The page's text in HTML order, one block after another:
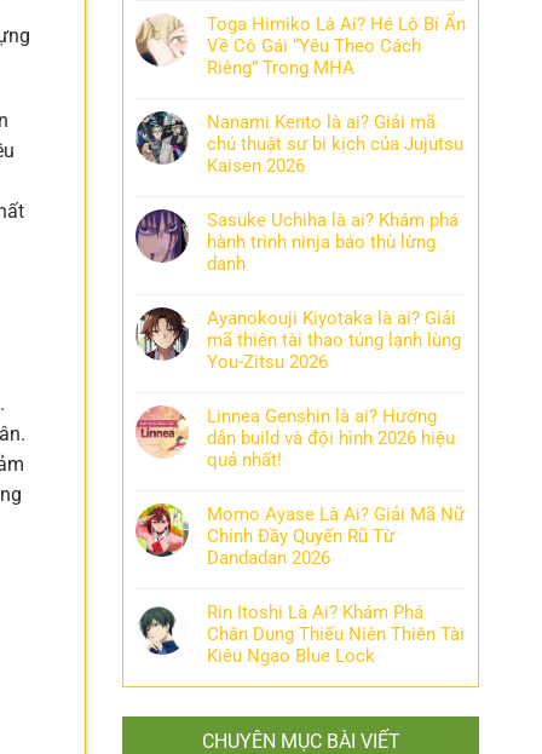
Toga Himiko Là Ai? Hé Lộ Bí Ẩn
Về Cô Gái “Yêu Theo Cách
Riêng” Trong MHA
Nanami Kento là ai? Giải mã
chú thuật sư bi kịch của Jujutsu
Kaisen 2026
Sasuke Uchiha là ai? Khám phá
hành trình ninja báo thù lừng
danh
Ayanokouji Kiyotaka là ai? Giải
mã thiên tài thao túng lạnh lùng
You-Zitsu 2026
Linnea Genshin là ai? Hướng
dẫn build và đội hình 2026 hiệu
quả nhất!
Momo Ayase Là Ai? Giải Mã Nữ
Chính Đầy Quyến Rũ Từ
Dandadan 2026
Rin Itoshi Là Ai? Khám Phá
Chân Dung Thiếu Niên Thiên Tài
Kiêu Ngạo Blue Lock
CHUYÊN MỤC BÀI VIẾT